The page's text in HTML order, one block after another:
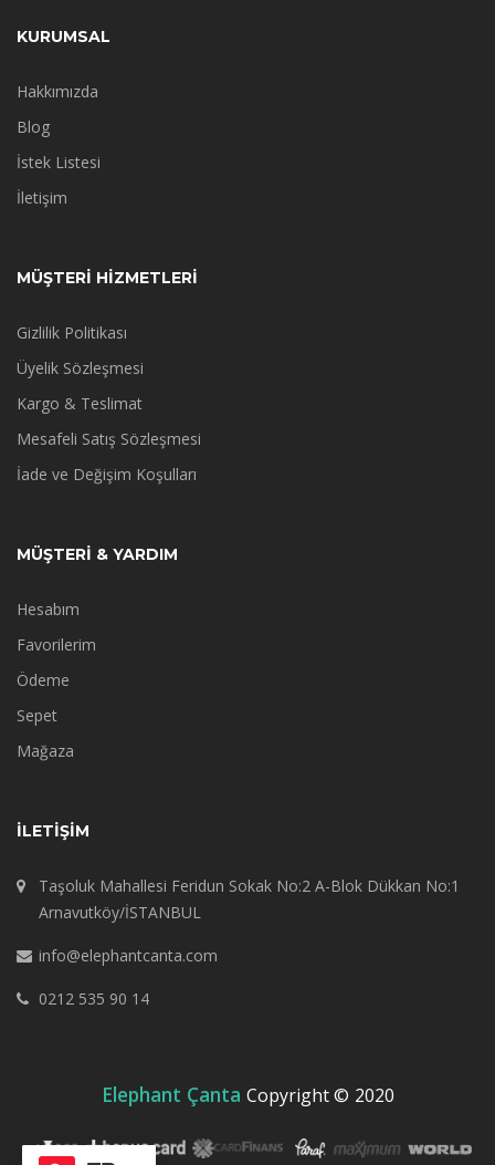
KURUMSAL
Hakkımızda
Blog
İstek Listesi
İletişim
MÜŞTERİ HİZMETLERİ
Gizlilik Politikası
Üyelik Sözleşmesi
Kargo & Teslimat
Mesafeli Satış Sözleşmesi
İade ve Değişim Koşulları
MÜŞTERİ & YARDIM
Hesabım
Favorilerim
Ödeme
Sepet
Mağaza
İLETIŞIM
Taşoluk Mahallesi Feridun Sokak No:2 A-Blok Dükkan No:1
Arnavutköy/İSTANBUL
info@elephantcanta.com
0212 535 90 14
Elephant Çanta Copyright © 2020